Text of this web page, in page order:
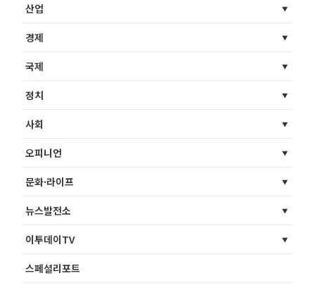
산업
경제
국제
정치
사회
오피니언
문화·라이프
뉴스발전소
이투데이TV
스페셜리포트